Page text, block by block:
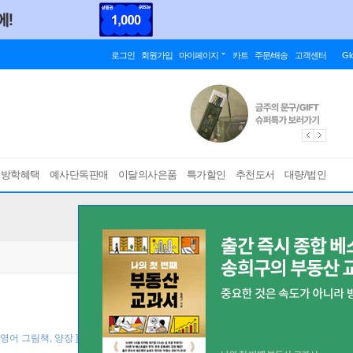
로그인 회원가입 마이페이지 카트 주문/배송 고객센터
학혜택 예사단독판매 이달의사은품 특가할인 추천도서 대량/법인
어 그림책, 양장 ]